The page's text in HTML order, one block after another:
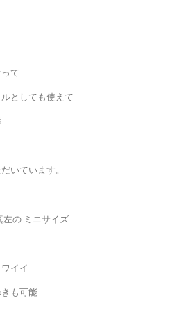
て
としても使えて
いています。
左の ミニサイズ
イイ
も可能